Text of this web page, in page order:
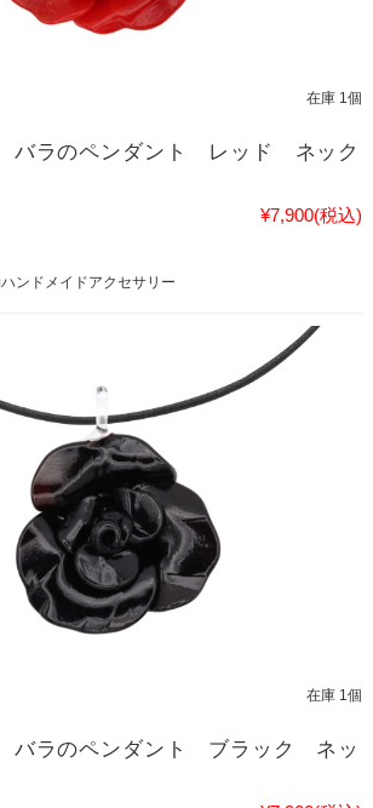
在庫 1個
バラのペンダント レッド ネック
¥7,900(税込)
ンドメイドアクセサリー
在庫 1個
バラのペンダント ブラック ネッ